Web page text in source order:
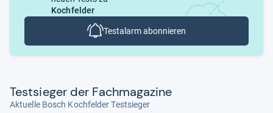
Kochfelder
Testalarm abonnieren
Test­sie­ger der Fach­ma­ga­zine
Aktuelle Bosch Kochfelder Testsieger